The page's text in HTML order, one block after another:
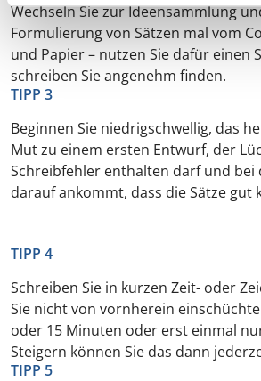
Wechseln Sie zur Ideensammlung
Formulierung von Sätzen mal vom
und Papier – nutzen Sie dafür einen
schreiben Sie angenehm finden.
TIPP 3
Beginnen Sie niedrigschwellig, das
Mut zu einem ersten Entwurf, der
Schreibfehler enthalten darf und bei
darauf ankommt, dass die Sätze gut
TIPP 4
Schreiben Sie in kurzen Zeit- oder
Sie nicht von vornherein
oder 15 Minuten oder erst einmal
Steigern können Sie das dann
TIPP 5